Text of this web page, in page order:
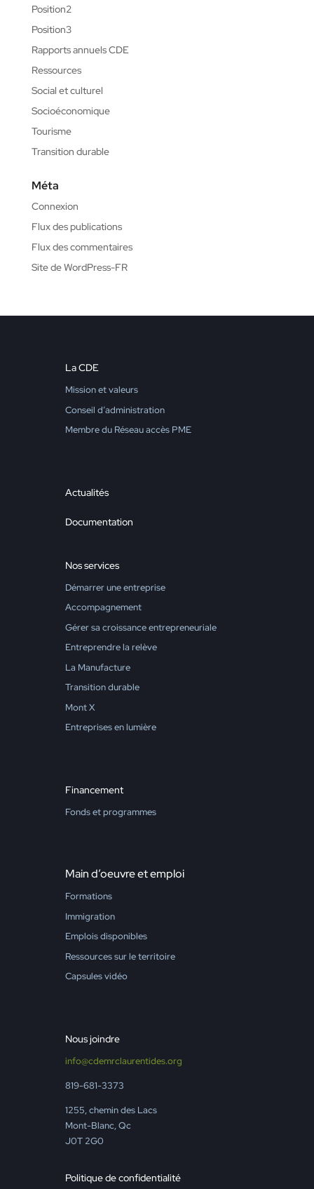
Position2
Position3
Rapports annuels CDE
Ressources
Social et culturel
Socioéconomique
Tourisme
Transition durable
Méta
Connexion
Flux des publications
Flux des commentaires
Site de WordPress-FR
La CDE
Mission et valeurs
Conseil d’administration
Membre du Réseau accès PME
Actualités
Documentation
Nos services
Démarrer une entreprise
Accompagnement
Gérer sa croissance entrepreneuriale
Entreprendre la relève
La Manufacture
Transition durable
Mont X
Entreprises en lumière
Financement
Fonds et programmes
Main d’oeuvre et emploi
Formations
Immigration
Emplois disponibles
Ressources sur le territoire
Capsules vidéo
Nous joindre
info@cdemrclaurentides.org
819-681-3373
1255, chemin des Lacs
Mont-Blanc, Qc
J0T 2G0
Politique de confidentialité